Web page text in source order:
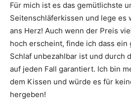
Für mich ist es das gemütlichste
Seitenschläferkissen und lege es
ans Herz! Auch wenn der Preis
hoch erscheint, finde ich dass
Schlaf unbezahlbar ist und durch
auf jeden Fall garantiert. Ich bin
dem Kissen und würde es für
hergeben!